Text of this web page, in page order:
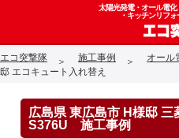
太陽光発電・オール電
・キッチンリフ
エコ突撃隊 施工事例 オール
邸 エコキュート入れ替え
広島県 東広島市 H様邸
S376U 施工事例